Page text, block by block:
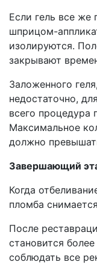
Если гель все же
шприцом-
изолируются.
закрывают
Заложенного
недостаточно,
всего процедура
Максимальное
должно
Завершающий
Когда
пломба
После
становится
соблюдать все